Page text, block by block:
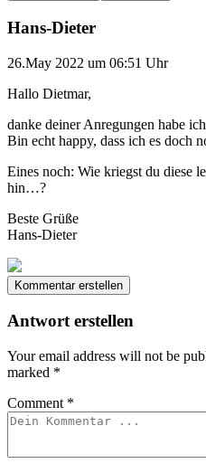
Hans-Dieter
26.May 2022 um 06:51 Uhr
Hallo Dietmar,
danke deiner Anregungen habe
Bin echt happy, dass ich es doch
Eines noch: Wie kriegst du diese
hin…?
Beste Grüße
Hans-Dieter
Kommentar erstellen
Antwort erstellen
Your email address will not be
marked *
Comment *